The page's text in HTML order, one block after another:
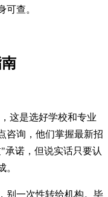
可查。
这是选好学校和专业
咨询，他们掌握最新招
承诺，但说实话只要认
。
别一次性转给机构。毕